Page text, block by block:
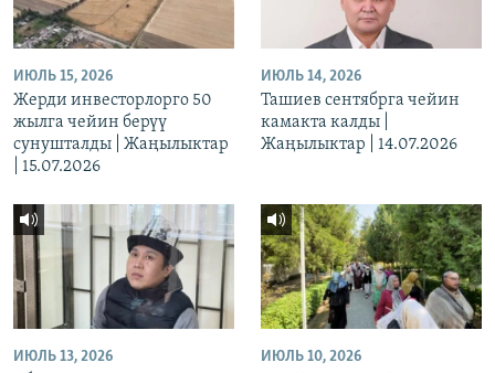
ИЮЛЬ 15, 2026
Жерди инвесторлорго 50
жылга чейин берүү
сунушталды | Жаңылыктар
| 15.07.2026
ИЮЛЬ 14, 2026
Ташиев сентябрга чейин
камакта калды |
Жаңылыктар | 14.07.2026
ИЮЛЬ 13, 2026 ИЮЛЬ 10, 2026